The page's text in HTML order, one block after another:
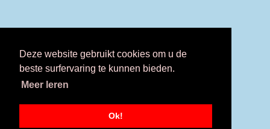
Deze website gebruikt cookies om u de
beste surfervaring te kunnen bieden.
Meer leren
Ok!